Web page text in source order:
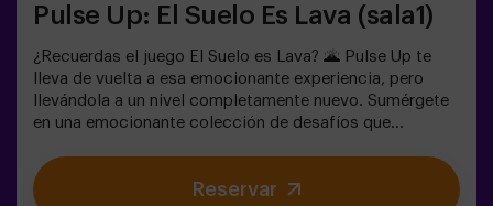
Pulse Up: El Suelo Es Lava (sala1)
¿Recuerdas el juego El Suelo es Lava? 🌋 Pulse Up te
lleva de vuelta a esa emocionante experiencia, pero
llevándola a un nivel completamente nuevo. Sumérgete
en una emocionante colección de desafíos que
niveles de dificultad para ajustarse a todos los niveles
de habilidad.💥 40 juegos únicos que mantienen la
Reservar